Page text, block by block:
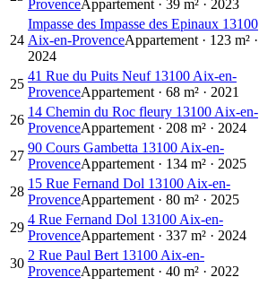
ProvenceAppartement · 39 m² · 2023
24
Impasse des Impasse des Epinaux 13100
Aix-en-ProvenceAppartement · 123 m² ·
2024
25
41 Rue du Puits Neuf 13100 Aix-en-
ProvenceAppartement · 68 m² · 2021
26
14 Chemin du Roc fleury 13100 Aix-en-
ProvenceAppartement · 208 m² · 2024
27
90 Cours Gambetta 13100 Aix-en-
ProvenceAppartement · 134 m² · 2025
28
15 Rue Fernand Dol 13100 Aix-en-
ProvenceAppartement · 80 m² · 2025
29
4 Rue Fernand Dol 13100 Aix-en-
ProvenceAppartement · 337 m² · 2024
30
2 Rue Paul Bert 13100 Aix-en-
ProvenceAppartement · 40 m² · 2022